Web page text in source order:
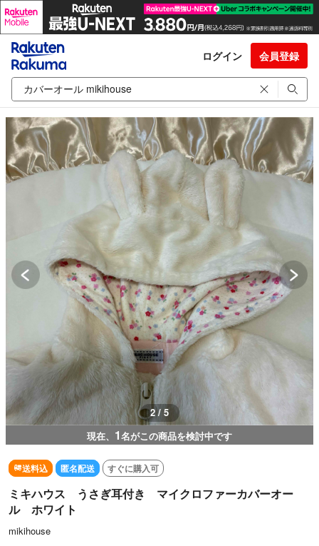
ログイン 会員登録
3 / 5
現在、 1名がこの商品を検討中です
送料込 匿名配送 すぐに購入可
ミキハウス うさぎ耳付き マイクロファーカバーオー
ル ホワイト
mikihouse